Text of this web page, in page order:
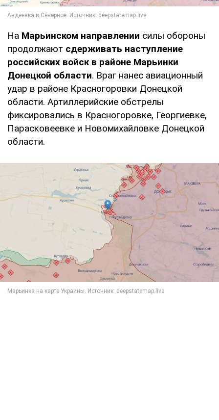
На Марьинском направлении силы обороны
продолжают сдерживать наступление
российских войск в районе Марьинки
Донецкой области. Враг нанес авиационный
удар в районе Красногоровки Донецкой
области. Артиллерийские обстрелы
фиксировались в Красногоровке, Георгиевке,
Парасковеевке и Новомихайловке Донецкой
области.